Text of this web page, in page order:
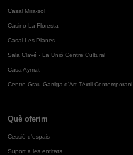
Casal Mira-sol
Casino La Floresta
Casal Les Planes
Sala Clavé - La Unió Centre Cultural
Casa Aymat
Centre Grau-Garriga d'Art Tèxtil Contemporani
Què oferim
Cessió d'espais
Suport a les entitats